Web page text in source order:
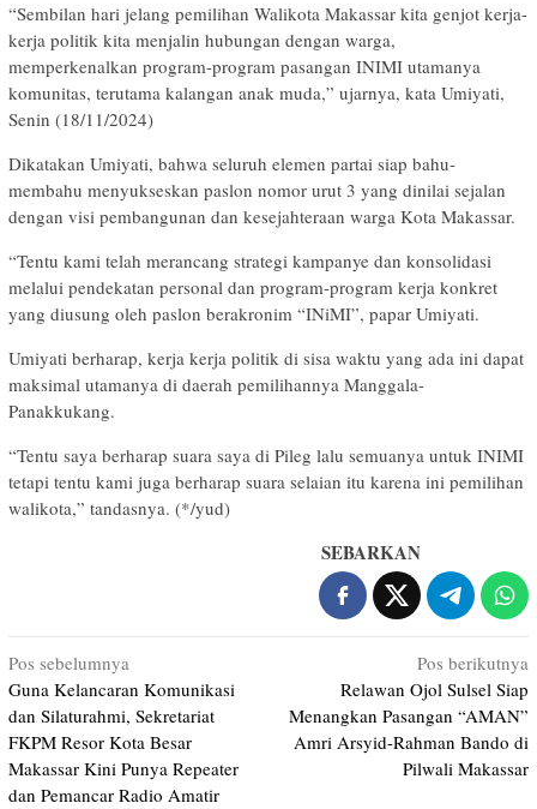
“Sembilan hari jelang pemilihan Walikota Makassar kita genjot kerja-
kerja politik kita menjalin hubungan dengan warga,
memperkenalkan program-program pasangan INIMI utamanya
komunitas, terutama kalangan anak muda,” ujarnya, kata Umiyati,
Senin (18/11/2024)
Dikatakan Umiyati, bahwa seluruh elemen partai siap bahu-
membahu menyukseskan paslon nomor urut 3 yang dinilai sejalan
dengan visi pembangunan dan kesejahteraan warga Kota Makassar.
“Tentu kami telah merancang strategi kampanye dan konsolidasi
melalui pendekatan personal dan program-program kerja konkret
yang diusung oleh paslon berakronim “INiMI”, papar Umiyati.
Umiyati berharap, kerja kerja politik di sisa waktu yang ada ini dapat
maksimal utamanya di daerah pemilihannya Manggala-
Panakkukang.
“Tentu saya berharap suara saya di Pileg lalu semuanya untuk INIMI
tetapi tentu kami juga berharap suara selaian itu karena ini pemilihan
walikota,” tandasnya. (*/yud)
SEBARKAN
Navigasi
pos
Pos sebelumnya
Guna Kelancaran Komunikasi
dan Silaturahmi, Sekretariat
FKPM Resor Kota Besar
Makassar Kini Punya Repeater
dan Pemancar Radio Amatir
Pos berikutnya
Relawan Ojol Sulsel Siap
Menangkan Pasangan “AMAN”
Amri Arsyid-Rahman Bando di
Pilwali Makassar